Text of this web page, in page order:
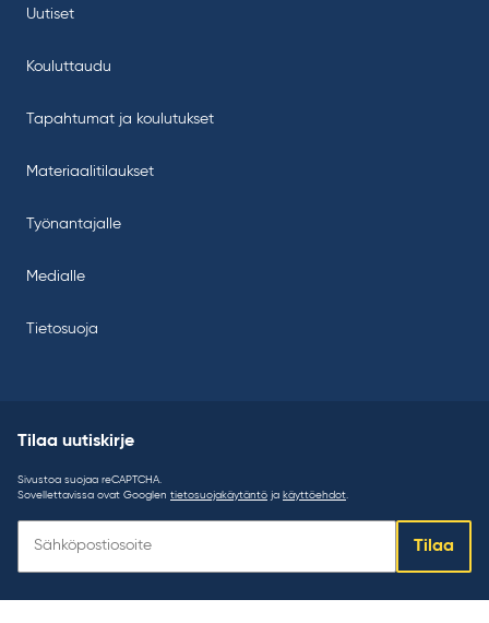
Uutiset
Kouluttaudu
Tapahtumat ja koulutukset
Materiaalitilaukset
Työnantajalle
Medialle
Tietosuoja
Tilaa uutiskirje
Sivustoa suojaa reCAPTCHA.
Sovellettavissa ovat Googlen tietosuojakäytäntö ja käyttöehdot
uutiskirje:
Tilaa